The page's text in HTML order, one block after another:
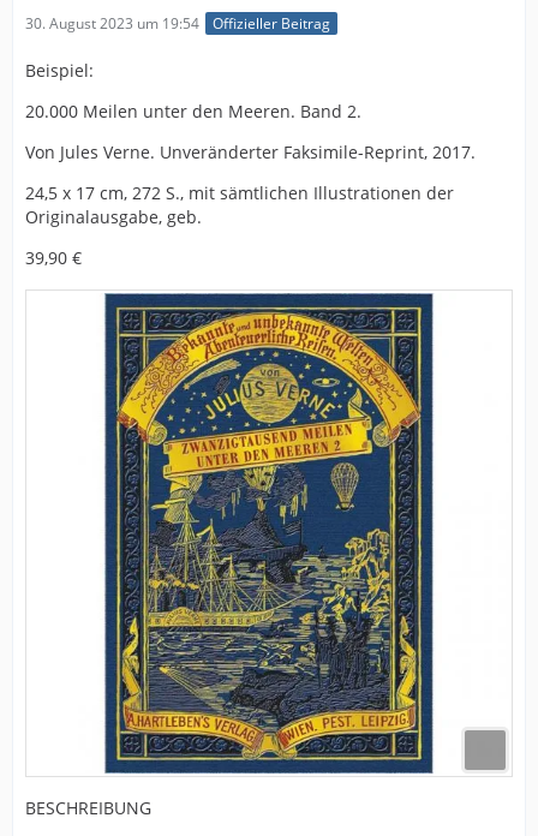
30. August 2023 um 19:54 Offizieller Beitrag
Beispiel:
20.000 Meilen unter den Meeren. Band 2.
Von Jules Verne. Unveränderter Faksimile-Reprint, 2017.
24,5 x 17 cm, 272 S., mit sämtlichen Illustrationen der
Originalausgabe, geb.
39,90 €
BESCHREIBUNG